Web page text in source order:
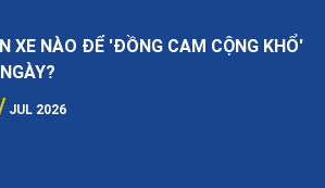
XE NÀO ĐỂ 'ĐỒNG CAM CỘNG KHỔ'
JUL 2026